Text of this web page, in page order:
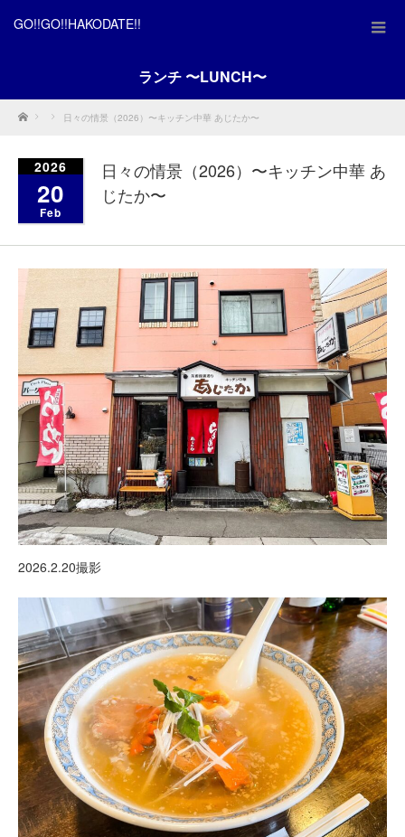
GO!!GO!!HAKODATE!!
ランチ 〜LUNCH〜
Home 日々の情景（2026）〜キッチン中華 あじたか〜
2026
20
Feb
日々の情景（2026）〜キッチン中華 あ
じたか〜
2026.2.20撮影